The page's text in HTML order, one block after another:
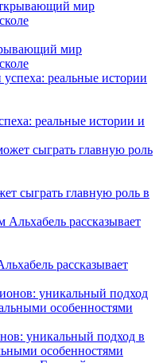
мир
реальные истории и
сыграть главную роль в
рассказывает
уникальный подход в
особенностями